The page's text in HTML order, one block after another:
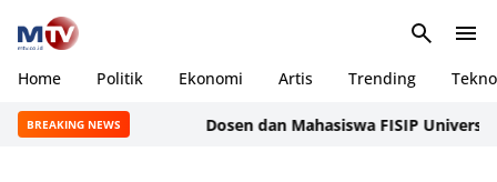
Home Politik Ekonomi Artis Trending Tekno
BREAKING NEWS Dosen dan Mahasiswa FISIP Universitas